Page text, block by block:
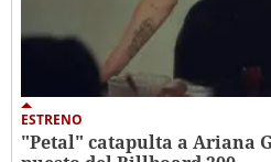
ESTRENO
"Petal" catapulta a Ariana